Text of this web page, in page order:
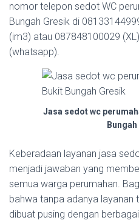
nomor telepon sedot WC
Bungah Gresik di
(im3) atau 087848100029
(whatsapp).
Jasa sedot wc
Keberadaan layanan jasa
menjadi jawaban yang
semua warga perumahan.
bahwa tanpa adanya layanan
dibuat pusing dengan